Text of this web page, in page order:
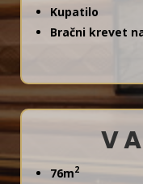
Kupatilo
Bračni krevet
V
76m2